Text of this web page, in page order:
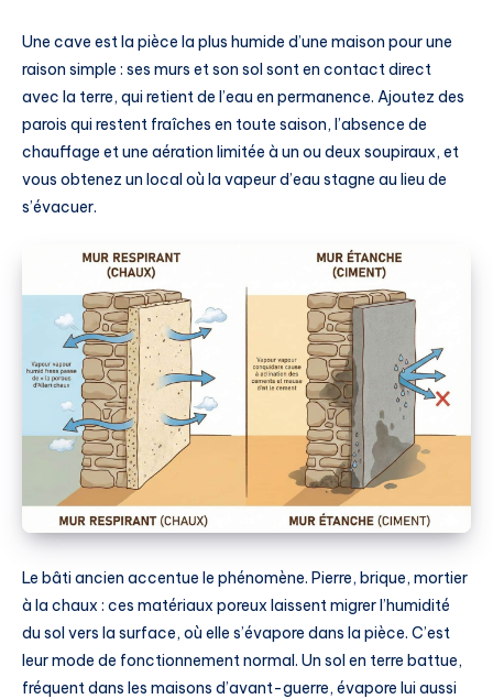
Une cave est la pièce la plus humide d’une maison pour une
raison simple : ses murs et son sol sont en contact direct
avec la terre, qui retient de l’eau en permanence. Ajoutez des
parois qui restent fraîches en toute saison, l’absence de
chauffage et une aération limitée à un ou deux soupiraux, et
vous obtenez un local où la vapeur d’eau stagne au lieu de
s’évacuer.
Le bâti ancien accentue le phénomène. Pierre, brique, mortier
à la chaux : ces matériaux poreux laissent migrer l’humidité
du sol vers la surface, où elle s’évapore dans la pièce. C’est
leur mode de fonctionnement normal. Un sol en terre battue,
fréquent dans les maisons d’avant-guerre, évapore lui aussi